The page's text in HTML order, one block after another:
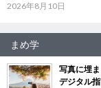
2026年8月10日
まめ学
写真に埋
デジタル指